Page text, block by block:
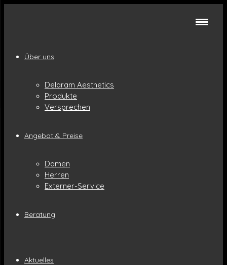
Über uns
Delaram Aesthetics
Produkte
Versprechen
Angebot & Preise
Damen
Herren
Externer-Service
Beratung
Aktuelles